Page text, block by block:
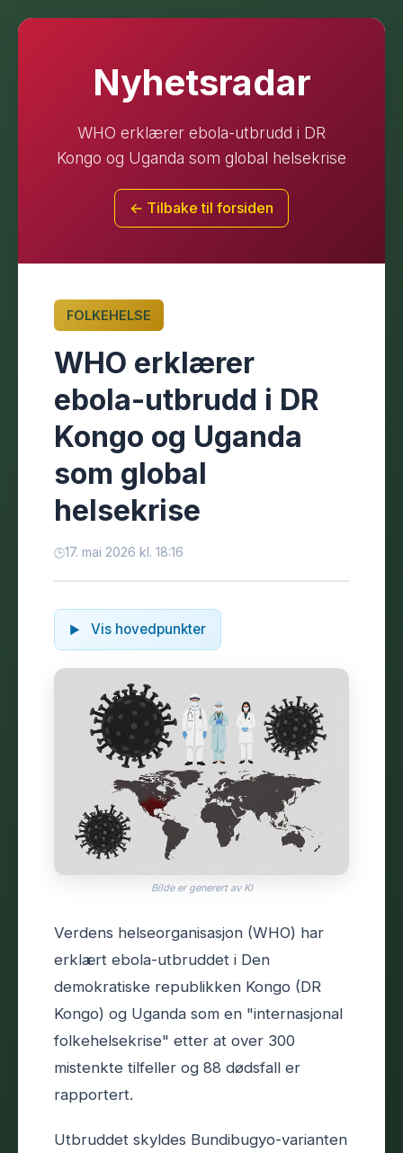
Nyhetsradar
WHO erklærer ebola-utbrudd i DR
Kongo og Uganda som global helsekrise
← Tilbake til forsiden
FOLKEHELSE
WHO erklærer
ebola-utbrudd i DR
Kongo og Uganda
som global
helsekrise
17. mai 2026 kl. 18:16
Vis hovedpunkter
Bilde er generert av KI
Verdens helseorganisasjon (WHO) har
erklært ebola-utbruddet i Den
demokratiske republikken Kongo (DR
Kongo) og Uganda som en "internasjonal
folkehelsekrise" etter at over 300
mistenkte tilfeller og 88 dødsfall er
rapportert.
Utbruddet skyldes Bundibugyo-varianten